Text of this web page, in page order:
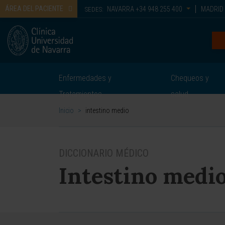
ÁREA DEL PACIENTE SEDES: NAVARRA +34 948 255 400 MADRID
Enfermedades y
Tratamientos
Chequeos y
salud
Inicio > intestino medio
DICCIONARIO MÉDICO
Intestino